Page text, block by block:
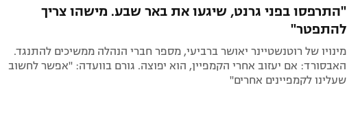
"התרפסו בפני גרנט, שיגעו את באר שבע. מישהו צריך
להתפטר"
מינויו של רוטנשטיינר יאושר ברביעי, מספר חברי הנהלה ממשיכים להתנגד.
האבסורד: אם יעזוב אחרי הקמפיין, הוא יפוצה. גורם בוועדה: "אפשר לחשוב
שעלינו לקמפיינים אחרים"